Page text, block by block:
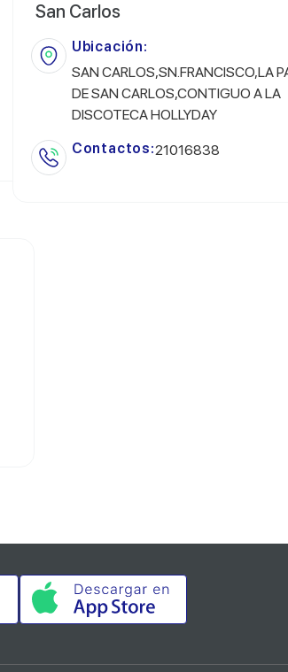
San Carlos
Ubicación:
SAN CARLOS,SN.FRANCISCO,LA
DE SAN CARLOS,CONTIGUO A LA
DISCOTECA HOLLYDAY
Contactos:21016838